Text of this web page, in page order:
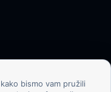
bismo vam pružili